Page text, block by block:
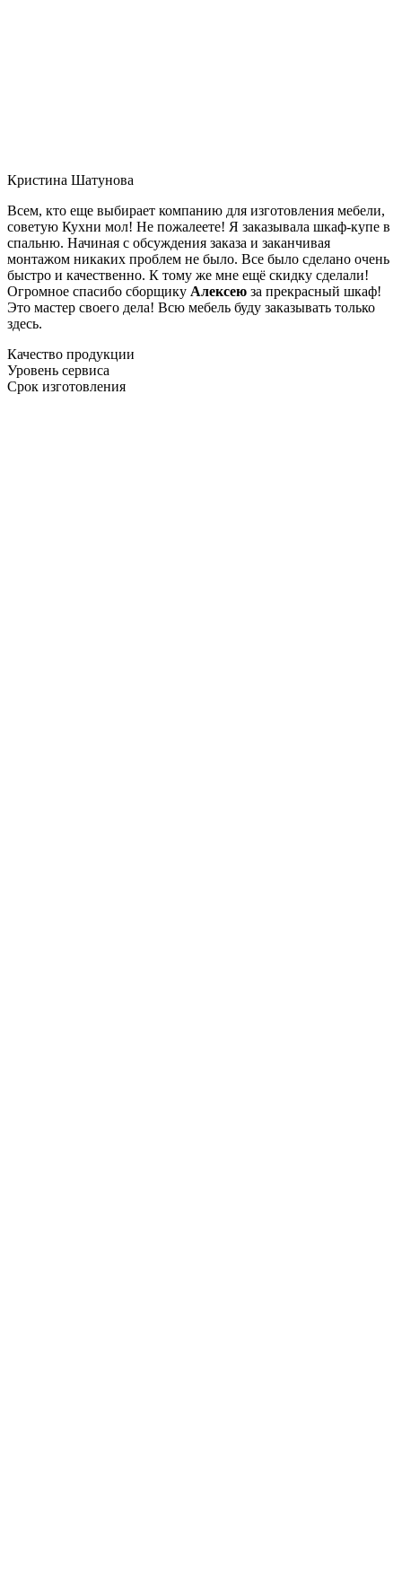
Кристина Шатунова
Всем, кто еще выбирает компанию для изготовления мебели,
советую Кухни мол! Не пожалеете! Я заказывала шкаф-купе в
спальню. Начиная с обсуждения заказа и заканчивая
монтажом никаких проблем не было. Все было сделано очень
быстро и качественно. К тому же мне ещё скидку сделали!
Огромное спасибо сборщику Алексею за прекрасный шкаф!
Это мастер своего дела! Всю мебель буду заказывать только
здесь.
Качество продукции
Уровень сервиса
Срок изготовления